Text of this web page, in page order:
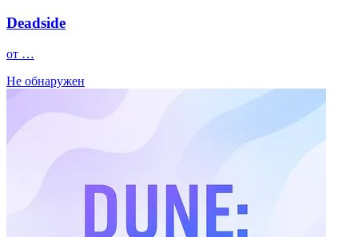
Deadside
от …
Не обнаружен